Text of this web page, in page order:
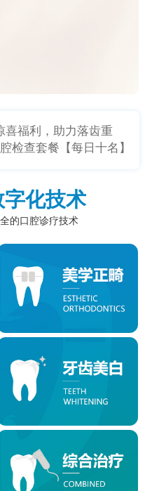
喜福利，助力落齿重
检查套餐【每日十名】
化技术
的口腔诊疗技术